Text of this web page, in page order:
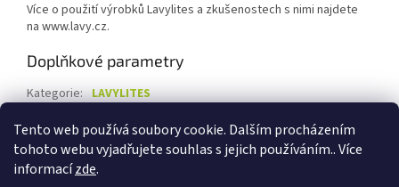
Tento web používá soubory cookie. Dalším procházením
tohoto webu vyjadřujete souhlas s jejich používáním.. Více
informacízde.
Více o použití výrobků Lavylites a zkušenostech s nimi najdete
na www.lavy.cz.
Doplňkové parametry
Kategorie: LAVYLITES